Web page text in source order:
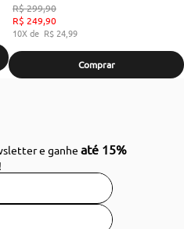
R$299,90
R$ 249,90
10
R$ 24,99
Comprar
e ganheaté 15%